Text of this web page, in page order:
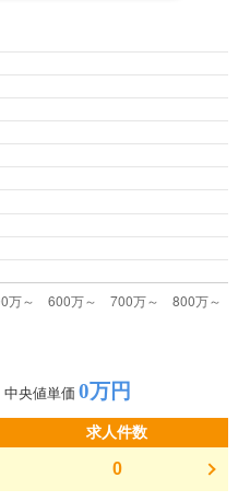
中央値単価 0万円
求人件数
0